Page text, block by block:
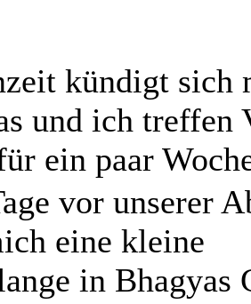
kündigt sich
und ich treffen
ein paar
vor unserer
eine kleine
in Bhagyas